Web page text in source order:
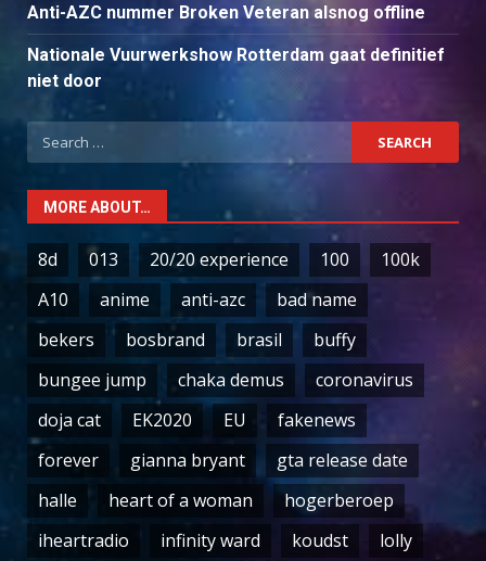
Anti-AZC nummer Broken Veteran alsnog offline
Nationale Vuurwerkshow Rotterdam gaat definitief
niet door
Search
for:
MORE ABOUT…
8d 013 20/20 experience 100
100k
A10
anime anti-azc
bad name
bekers
bosbrand brasil
buffy
bungee jump
chaka demus
coronavirus
doja cat
EK2020 EU
fakenews
forever
gianna bryant
gta release date
halle
heart of a woman
hogerberoep
iheartradio
infinity ward koudst lolly